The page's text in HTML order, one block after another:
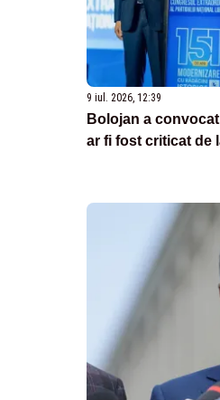
9 iul. 2026, 12:39
Bolojan a
ar fi fost criticat de